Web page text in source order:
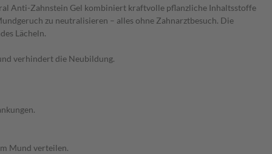
Anti-Zahnstein Gel kombiniert kraftvolle pflanzliche Inhaltsstoffe
zu neutralisieren – alles ohne Zahnarztbesuch. Die
Lächeln.
verhindert die Neubildung.
Mund verteilen.